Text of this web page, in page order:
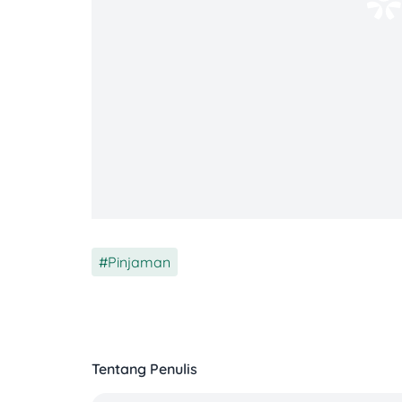
Rekomendasi Produk
Pinjaman
Tentang Penulis